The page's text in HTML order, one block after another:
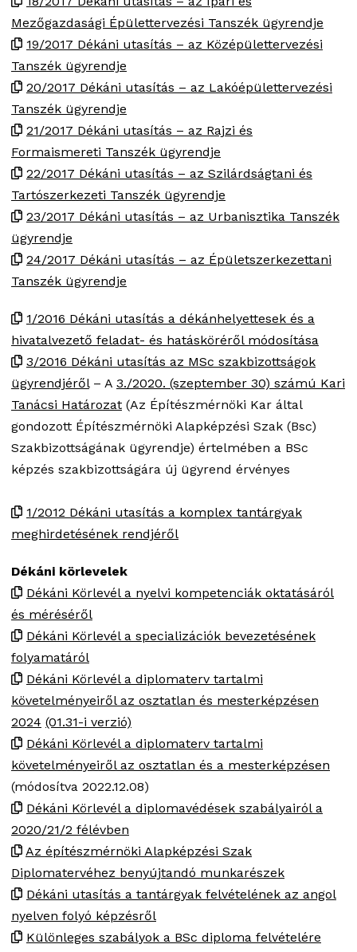
Mezőgazdasági Épülettervezési Tanszék ügyrendje
19/2017 Dékáni utasítás – az Középülettervezési
Tanszék ügyrendje
20/2017 Dékáni utasítás – az Lakóépülettervezési
Tanszék ügyrendje
21/2017 Dékáni utasítás – az Rajzi és
Formaismereti Tanszék ügyrendje
22/2017 Dékáni utasítás – az Szilárdságtani és
Tartószerkezeti Tanszék ügyrendje
23/2017 Dékáni utasítás – az Urbanisztika Tanszék
ügyrendje
24/2017 Dékáni utasítás – az Épületszerkezettani
Tanszék ügyrendje
1/2016 Dékáni utasítás a dékánhelyettesek és a
hivatalvezető feladat- és hatásköréről módosítása
3/2016 Dékáni utasítás az MSc szakbizottságok
ügyrendjéről– A 3./2020. (szeptember 30) számú Kari
Tanácsi Határozat (Az Építészmérnöki Kar által
gondozott Építészmérnöki Alapképzési Szak (Bsc)
Szakbizottságának ügyrendje) értelmében a BSc
képzés szakbizottságára új ügyrend érvényes
1/2012 Dékáni utasítás a komplex tantárgyak
meghirdetésének rendjéről
Dékáni körlevelek
Dékáni Körlevél a nyelvi kompetenciák oktatásáról
és méréséről
Dékáni Körlevél a specializációk bevezetésének
folyamatáról
Dékáni Körlevél a diplomaterv tartalmi
követelményeiről az osztatlan és mesterképzésen
2024 (01.31-i verzió)
Dékáni Körlevél a diplomaterv tartalmi
követelményeiről az osztatlan és a mesterképzésen
(módosítva 2022.12.08)
Dékáni Körlevél a diplomavédések szabályairól a
2020/21/2 félévben
Az építészmérnöki Alapképzési Szak
Diplomatervéhez benyújtandó munkarészek
Dékáni utasítás a tantárgyak felvételének az angol
nyelven folyó képzésről
Különleges szabályok a BSc diploma felvételére